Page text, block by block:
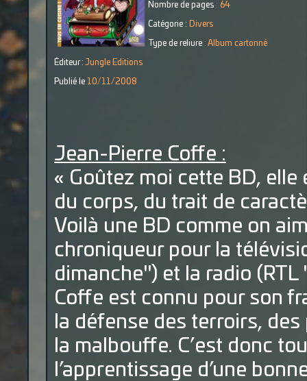
Nombre de pages : 64
Catégorie : Divers
Type de reliure : Album cartonné
Éditeur : Jungle Editions
Publié le 10/11/2008
Jean-Pierre Coffe :
« Goûtez moi cette BD,
du corps, du trait de
Voilà une BD comme on
chroniqueur pour la
dimanche") et la radio
Coffe est connu pour son
la défense des terroirs,
la malbouffe. C’est donc
l’apprentissage d’une